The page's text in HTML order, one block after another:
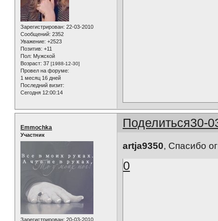
Зарегистрирован: 22-03-2010
Сообщений: 2352
Уважение: +2523
Позитив: +11
Пол: Мужской
Возраст: 37 [1988-12-30]
Провел на форуме:
1 месяц 16 дней
Последний визит:
Сегодня 12:00:14
Поделиться30-
Emmochka
Участник
Зарегистрирован: 20-03-2010
artja9350, Спасибо
0